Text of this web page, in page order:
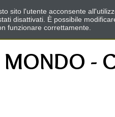
-
sito l'utente acconsente
disattivati. È possibile
funzionare correttamente.